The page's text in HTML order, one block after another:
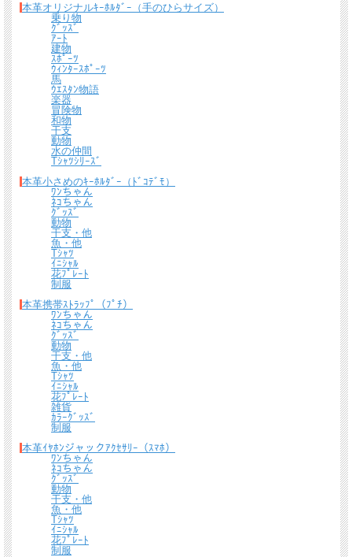
裏面は、誤作動防止のためカード１枚でピッタリな仕様になっておりますので、逆
本革オリジナルｷｰﾎﾙﾀﾞｰ（手のひらサイズ）
乗り物
ｸﾞｯｽﾞ
ｱｰﾄ
建物
ｽﾎﾟｰﾂ
ｳｨﾝﾀｰｽﾎﾟｰﾂ
馬
ｳｴｽﾀﾝ物語
楽器
冒険物
和物
干支
動物
水の仲間
Tｼｬﾂｼﾘｰｽﾞ
本革小さめのｷｰﾎﾙﾀﾞｰ（ﾄﾞｺﾃﾞﾓ）
ﾜﾝちゃん
ﾈｺちゃん
ｸﾞｯｽﾞ
動物
干支・他
魚・他
Tｼｬﾂ
ｲﾆｼｬﾙ
花ﾌﾟﾚｰﾄ
制服
本革携帯ｽﾄﾗｯﾌﾟ（ﾌﾟﾁ）
ﾜﾝちゃん
ﾈｺちゃん
ｸﾞｯｽﾞ
動物
干支・他
魚・他
Tｼｬﾂ
ｲﾆｼｬﾙ
花ﾌﾟﾚｰﾄ
雑貨
ｶﾗｰｸﾞｯｽﾞ
制服
本革ｲﾔﾎﾝジャックｱｸｾｻﾘｰ（ｽﾏﾎ）
ﾜﾝちゃん
ﾈｺちゃん
ｸﾞｯｽﾞ
動物
干支・他
魚・他
Tｼｬﾂ
ｲﾆｼｬﾙ
花ﾌﾟﾚｰﾄ
制服